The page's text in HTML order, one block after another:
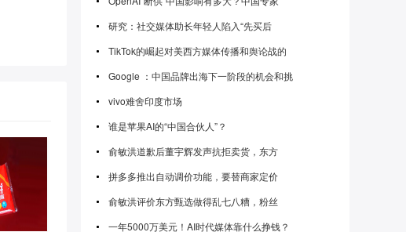
研究：社交媒体助长年轻人陷入“先买后
TikTok的崛起对美西方媒体传播和舆论战的
Google ：中国品牌出海下一阶段的机会和挑
vivo难舍印度市场
谁是苹果AI的“中国合伙人”？
俞敏洪道歉后董宇辉发声抗拒卖货，东方
拼多多推出自动调价功能，要替商家定价
俞敏洪评价东方甄选做得乱七八糟，粉丝
一年5000万美元！AI时代媒体靠什么挣钱？